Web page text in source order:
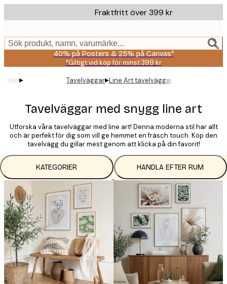
to
content.
Fraktfritt över 399 kr
Sök produkt, namn, varumärke...
40% på Posters & 25% på Canvas*
*Giltigt vid köp för minst 399 kr
▸ Tavelväggar▸Line Art tavelväggar
Tavelväggar med snygg line art
Utforska våra tavelväggar med line art! Denna moderna stil har allt
och är perfekt för dig som vill ge hemmet en fräsch touch. Köp den
tavelvägg du gillar mest genom att klicka på din favorit!
KATEGORIER HANDLA EFTER RUM